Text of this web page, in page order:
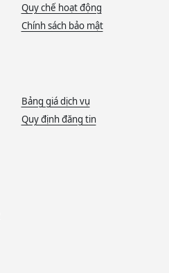
Quy chế hoạt động
Chính sách bảo mật
Bảng giá dịch vụ
Quy định đăng tin